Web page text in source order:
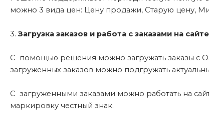
можно 3 вида цен: Цену продажи, Старую цену,
3. Загрузка заказов и работа с заказами на сайте
С помощью решения можно загружать заказы с
загруженных заказов можно подгружать
С загруженными заказами можно работать на
маркировку честный знак.